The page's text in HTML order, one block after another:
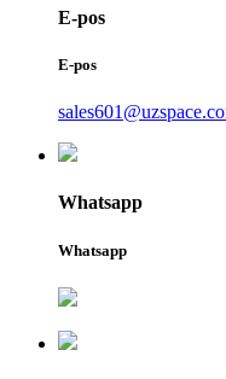
E-pos
E-pos
Whatsapp
Whatsapp